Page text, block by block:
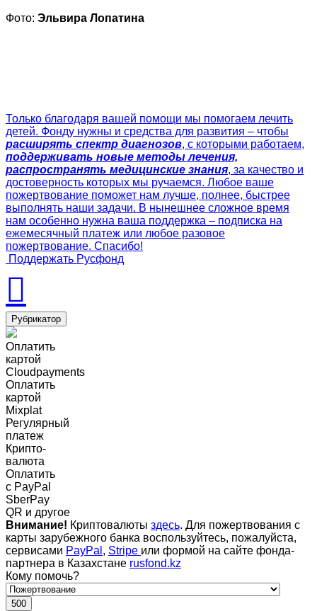
Фото: Эльвира Лопатина
Только благодаря вашей помощи мы помогаем лечить
детей. Фонду нужны и средства для развития – чтобы
расширять спектр диагнозов, с которыми работаем,
поддерживать новые методы лечения,
распространять медицинские знания, за качество и
достоверность которых мы ручаемся. Любое ваше
пожертвование поможет нам лучше, полнее, быстрее
выполнять наши задачи. В нынешнее сложное время
нам особенно нужна ваша поддержка – подписка на
ежемесячный платеж или любое разовое
пожертвование. Спасибо!
Поддержать Русфонд
Рубрикатор
Оплатить
картой
Cloudpayments
Оплатить
картой
Mixplat
Регулярный
платеж
Крипто-
валюта
Оплатить
c PayPal
SberPay
QR и другое
Внимание! Криптовалюты здесь. Для пожертвования с
карты зарубежного банка воспользуйтесь, пожалуйста,
сервисами PayPal , Stripe или формой на сайте фонда-
партнера в Казахстане rusfond.kz
Кому помочь?
500